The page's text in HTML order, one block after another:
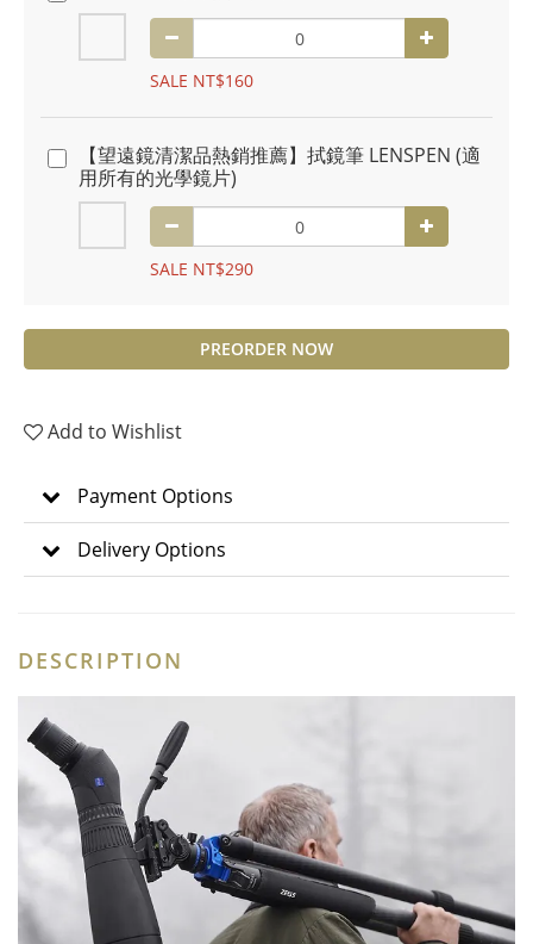
SALE NT$160
【望遠鏡清潔品熱銷推薦】拭鏡筆 LENSPEN (適
用所有的光學鏡片)
SALE NT$290
PREORDER NOW
Add to Wishlist
Payment Options
Delivery Options
DESCRIPTION